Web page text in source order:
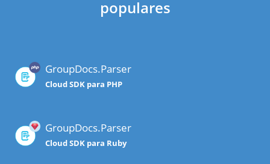
populares
GroupDocs.Parser
Cloud SDK para PHP
GroupDocs.Parser
Cloud SDK para Ruby